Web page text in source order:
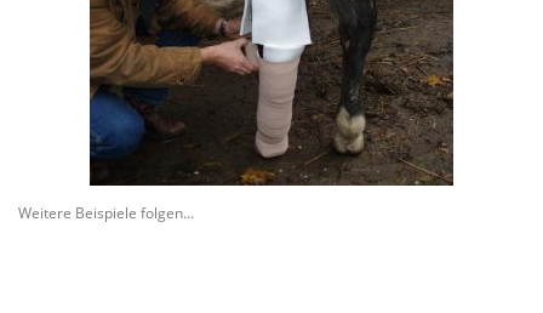
Weitere Beispiele folgen…